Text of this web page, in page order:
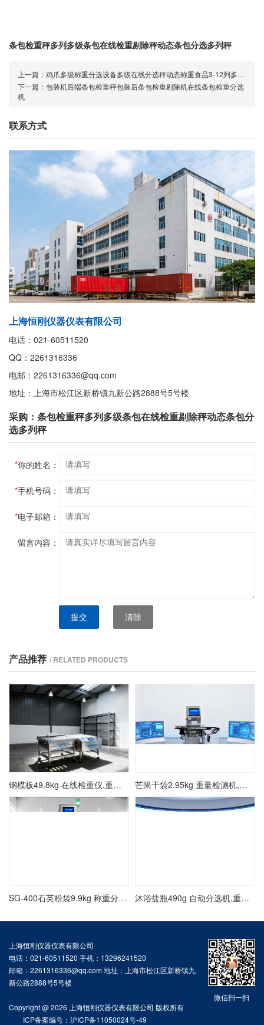
条包检重秤多列多级条包在线检重剔除秤动态条包分选多列秤
上一篇： 鸡爪多级称重分选设备多级在线分选秤动态称重食品3-12列多级秤
下一篇： 包装机后端条包检重秤包装后条包检重剔除机在线条包检重分选
机
联系方式
上海恒刚仪器仪表有限公司
电话：021-60511520
QQ：2261316336
电邮：2261316336@qq.com
地址：上海市松江区新桥镇九新公路2888号5号楼
采购：条包检重秤多列多级条包在线检重剔除秤动态条包分
选多列秤
*你的姓名：
*手机号码：
*电子邮箱：
留言内容：
提交 清除
产品推荐 / RELATED PRODUCTS
钢模板49.8kg 在线检重仪,重量检测秤厂家 芒果干袋2.95kg 重量检测机,在线称重仪方案
SG-400石英粉袋9.9kg 称重分选机,动态选别秤方案 沐浴盐瓶490g 自动分选机,重量选别秤价格
微信扫一扫
上海恒刚仪器仪表有限公司
电话：021-60511520 手机：13296241520
邮箱：2261316336@qq.com 地址：上海市松江区新桥镇九
新公路2888号5号楼
Copyright @ 2026 上海恒刚仪器仪表有限公司 版权所有
ICP备案编号：沪ICP备11050024号-49